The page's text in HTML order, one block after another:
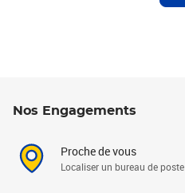
Nos Engagements
Proche de vous
Localiser un bureau de poste